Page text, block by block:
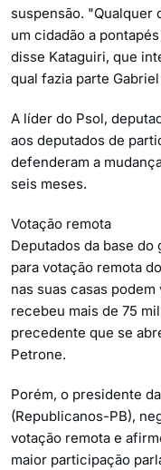
suspensão. "Qualquer
um cidadão a
disse Kataguiri, que
qual fazia parte
A líder do Psol,
aos deputados de
defenderam a
seis meses.
Votação remota
Deputados da base
para votação remota
nas suas casas
recebeu mais de 75
precedente que se
Petrone.
Porém, o presidente
(Republicanos-PB),
votação remota e
maior participação